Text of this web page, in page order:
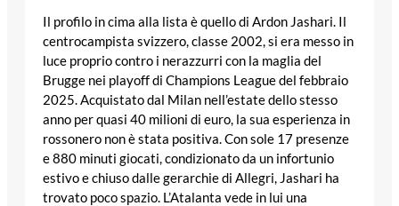
Il profilo in cima alla lista è quello di Ardon Jashari. Il
centrocampista svizzero, classe 2002, si era messo in
luce proprio contro i nerazzurri con la maglia del
Brugge nei playoff di Champions League del febbraio
2025. Acquistato dal Milan nell’estate dello stesso
anno per quasi 40 milioni di euro, la sua esperienza in
rossonero non è stata positiva. Con sole 17 presenze
e 880 minuti giocati, condizionato da un infortunio
estivo e chiuso dalle gerarchie di Allegri, Jashari ha
trovato poco spazio. L’Atalanta vede in lui una